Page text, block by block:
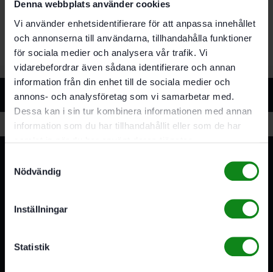
Denna webbplats använder cookies
Vi använder enhetsidentifierare för att anpassa innehållet
och annonserna till användarna, tillhandahålla funktioner
för sociala medier och analysera vår trafik. Vi
vidarebefordrar även sådana identifierare och annan
information från din enhet till de sociala medier och
annons- och analysföretag som vi samarbetar med.
Dessa kan i sin tur kombinera informationen med annan
information som du har tillhandahållit eller som de har
Nödvändig
Inställningar
Statistik
Med fininställning för handöverfräs
Utan stänger
Relaterade produkter
Vi är återförsäljare av elverktyg, tillbehör, infästning och